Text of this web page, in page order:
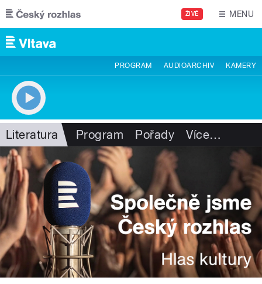
Přejít k hlavnímu obsahu
ŽIVĚ MENU
PROGRAM AUDIOARCHIV KAMERY
Literatura Program Pořady Více…